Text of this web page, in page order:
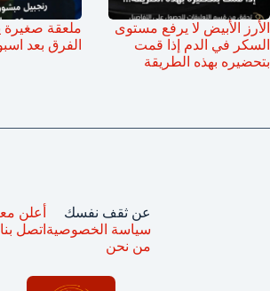
الأرز الأبيض لا يرفع مستوى
السكر في الدم إذا قمت
بتحضيره بهذه الطريقة
ملعقة صغيرة
الفرق بعد
عن ثقف نفسك
سياسة الخصوصية
من نحن
أعلن
اتصل بنا